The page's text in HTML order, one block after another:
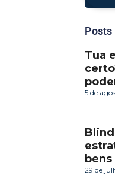
Posts
Tua
5 de
29 de